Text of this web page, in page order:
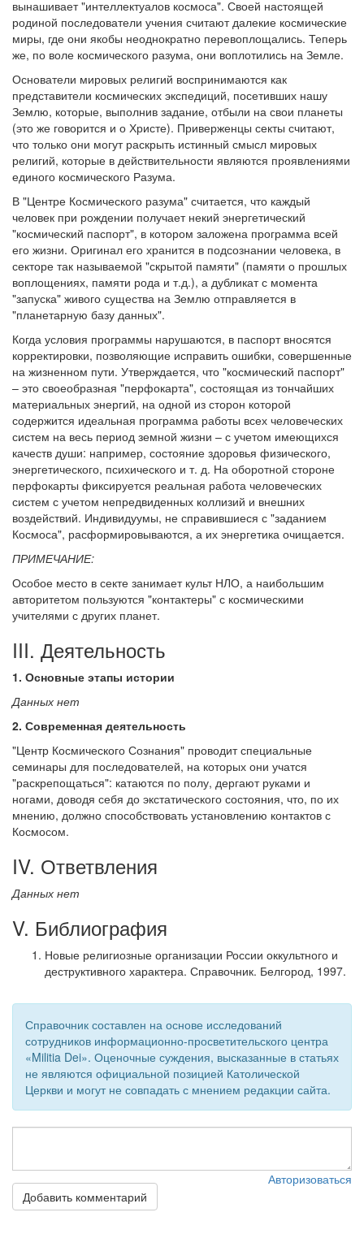
вынашивает "интеллектуалов космоса". Своей настоящей
родиной последователи учения считают далекие космические
миры, где они якобы неоднократно перевоплощались. Теперь
же, по воле космического разума, они воплотились на Земле.
Основатели мировых религий воспринимаются как
представители космических экспедиций, посетивших нашу
Землю, которые, выполнив задание, отбыли на свои планеты
(это же говорится и о Христе). Приверженцы секты считают,
что только они могут раскрыть истинный смысл мировых
религий, которые в действительности являются проявлениями
единого космического Разума.
В "Центре Космического разума" считается, что каждый
человек при рождении получает некий энергетический
"космический паспорт", в котором заложена программа всей
его жизни. Оригинал его хранится в подсознании человека, в
секторе так называемой "скрытой памяти" (памяти о прошлых
воплощениях, памяти рода и т.д.), а дубликат с момента
"запуска" живого существа на Землю отправляется в
"планетарную базу данных".
Когда условия программы нарушаются, в паспорт вносятся
корректировки, позволяющие исправить ошибки, совершенные
на жизненном пути. Утверждается, что "космический паспорт"
– это своеобразная "перфокарта", состоящая из тончайших
материальных энергий, на одной из сторон которой
содержится идеальная программа работы всех человеческих
систем на весь период земной жизни – с учетом имеющихся
качеств души: например, состояние здоровья физического,
энергетического, психического и т. д. На оборотной стороне
перфокарты фиксируется реальная работа человеческих
систем с учетом непредвиденных коллизий и внешних
воздействий. Индивидуумы, не справившиеся с "заданием
Космоса", расформировываются, а их энергетика очищается.
ПРИМЕЧАНИЕ:
Особое место в секте занимает культ НЛО, а наибольшим
авторитетом пользуются "контактеры" с космическими
учителями с других планет.
III. Деятельность
1. Основные этапы истории
Данных нет
2. Современная деятельность
"Центр Космического Сознания" проводит специальные
семинары для последователей, на которых они учатся
"раскрепощаться": катаются по полу, дергают руками и
ногами, доводя себя до экстатического состояния, что, по их
мнению, должно способствовать установлению контактов с
Космосом.
IV. Ответвления
Данных нет
V. Библиография
Новые религиозные организации России оккультного и
деструктивного характера. Справочник. Белгород, 1997.
Справочник составлен на основе исследований
сотрудников информационно-просветительского центра
«Militia Dei». Оценочные суждения, высказанные в статьях
не являются официальной позицией Католической
Церкви и могут не совпадать с мнением редакции сайта.
Авторизоваться
Добавить комментарий